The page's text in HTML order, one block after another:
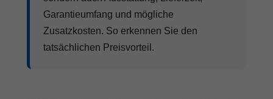
Garantieumfang und mögliche
Zusatzkosten. So erkennen Sie den
tatsächlichen Preisvorteil.